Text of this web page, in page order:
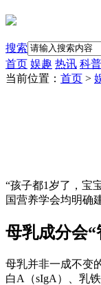
搜索
首页 娱趣 热讯 科普
当前位置： 首页 >
“孩子都1岁了，宝
国营养学会均明确
母乳成分会“
母乳并非一成不变
白A（sIgA）、乳